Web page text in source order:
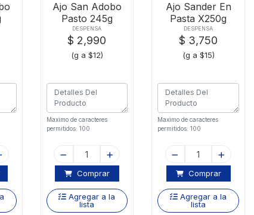
Ajo San Adobo
Pasto 245g
DESPENSA
$ 2,990
(g a $12)
Maximo de caracteres
permitidos: 100
Comprar
Agregar a la
lista
Ajo Sander En
Pasta X250g
DESPENSA
$ 3,750
(g a $15)
Maximo de caracteres
permitidos: 100
Comprar
Agregar a la
lista